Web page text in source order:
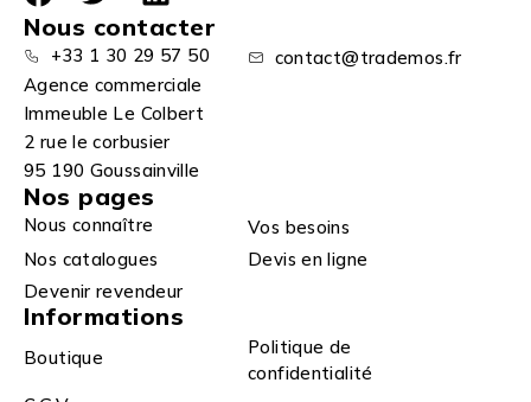
Nous contacter
+33 1 30 29 57 50
contact@trademos.fr
Agence commerciale
Immeuble Le Colbert
2 rue le corbusier
95 190 Goussainville
Nos pages
Nous connaître
Vos besoins
Nos catalogues
Devis en ligne
Devenir revendeur
Informations
Boutique
Politique de
confidentialité